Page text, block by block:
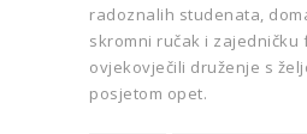
radoznalih studenata,
skromni ručak i zajedničku
ovjekovječili druženje s
posjetom opet.